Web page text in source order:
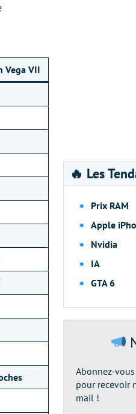
Vega VII
🔥 Les
Prix RAM
Apple
Nvidia
IA
GTA 6
Abonnez-
pour recevoir
mail !